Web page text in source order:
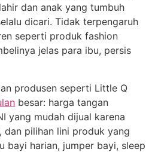
dan anak yang tumbuh
dicari. Tidak terpengaruh
seperti produk fashion
jelas para ibu, persis
produsen seperti Little Q
besar: harga tangan
yang mudah dijual karena
dan pilihan lini produk yang
bayi harian, jumper bayi, sleep